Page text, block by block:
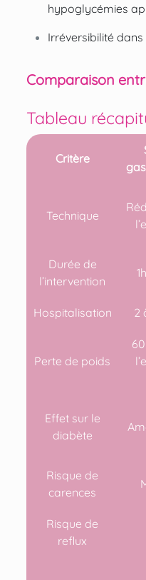
hypoglycémies
Irréversibilité
Comparaison
Tableau
Critère
Technique
Durée de
l’intervention
Hospitalisation 2
Perte de poids
Effet sur le
diabète
Risque de
carences
Risque de
reflux